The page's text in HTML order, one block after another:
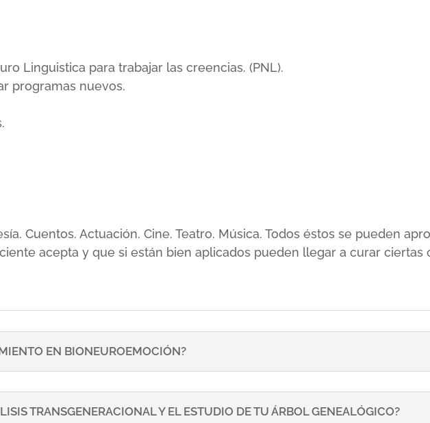
Linguistica para trabajar las creencias. (PNL).
programas nuevos.
Cuentos. Actuación. Cine. Teatro. Música. Todos éstos se pueden
acepta y que si están bien aplicados pueden llegar a curar ciertas
EN BIONEUROEMOCIÓN?
TRANSGENERACIONAL Y EL ESTUDIO DE TU ÁRBOL GENEALÓGICO?